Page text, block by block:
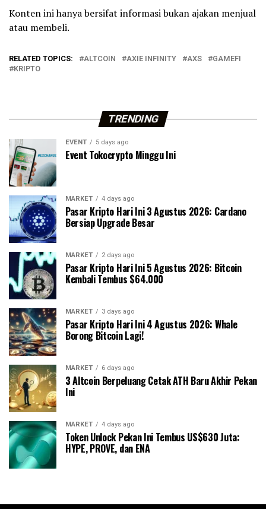
Konten ini hanya bersifat informasi bukan ajakan menjual
atau membeli.
RELATED TOPICS: ALTCOIN AXIE INFINITY AXS
GAMEFI
KRIPTO
TRENDING
EVENT 5 days ago
Event Tokocrypto Minggu Ini
MARKET 4 days ago
Pasar Kripto Hari Ini 3 Agustus 2026: Cardano
Bersiap Upgrade Besar
MARKET 2 days ago
Pasar Kripto Hari Ini 5 Agustus 2026: Bitcoin
Kembali Tembus $64.000
MARKET 3 days ago
Pasar Kripto Hari Ini 4 Agustus 2026: Whale
Borong Bitcoin Lagi!
MARKET 6 days ago
3 Altcoin Berpeluang Cetak ATH Baru Akhir Pekan
Ini
MARKET 4 days ago
Token Unlock Pekan Ini Tembus US$630 Juta:
HYPE, PROVE, dan ENA